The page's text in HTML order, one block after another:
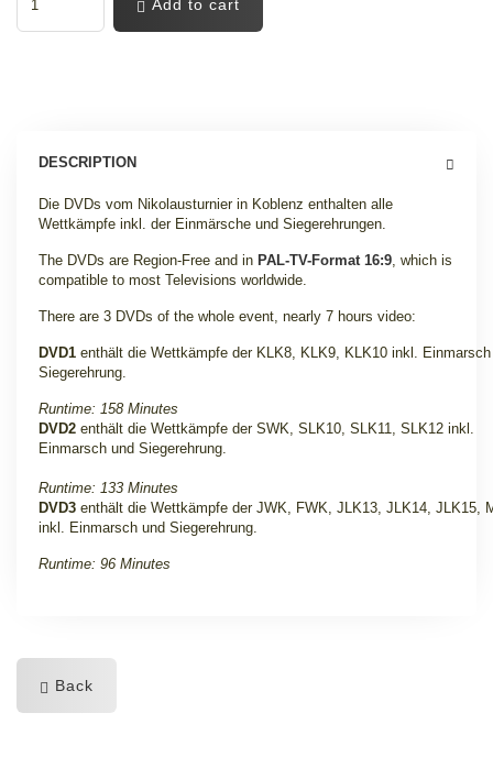
Add to cart
DESCRIPTION
Die DVDs vom Nikolausturnier in Koblenz enthalten alle
Wettkämpfe inkl. der Einmärsche und Siegerehrungen.
The DVDs are Region-Free and in PAL-TV-Format 16:9, which is
compatible to most Televisions worldwide.
There are 3 DVDs of the whole event, nearly 7 hours video:
DVD1 enthält die Wettkämpfe der KLK8, KLK9, KLK10 inkl.
Siegerehrung.
Runtime: 158 Minutes
DVD2 enthält die Wettkämpfe der SWK, SLK10, SLK11, SLK12 inkl.
Einmarsch und Siegerehrung.
Runtime: 133 Minutes
DVD3 enthält die Wettkämpfe der JWK, FWK, JLK13, JLK14, JLK15,
inkl. Einmarsch und Siegerehrung.
Runtime: 96 Minutes
Back